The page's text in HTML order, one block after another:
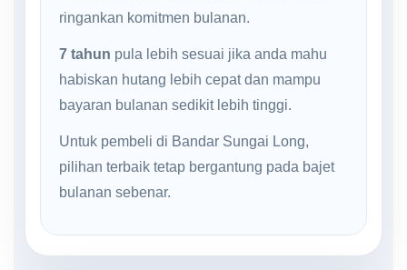
ringankan komitmen bulanan.
7 tahun pula lebih sesuai jika anda mahu
habiskan hutang lebih cepat dan mampu
bayaran bulanan sedikit lebih tinggi.
Untuk pembeli di Bandar Sungai Long,
pilihan terbaik tetap bergantung pada bajet
bulanan sebenar.